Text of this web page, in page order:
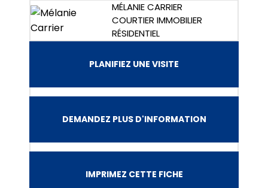
MÉLANIE CARRIER
COURTIER IMMOBILIER
RÉSIDENTIEL
PLANIFIEZ UNE VISITE
DEMANDEZ PLUS D'INFORMATION
IMPRIMEZ CETTE FICHE